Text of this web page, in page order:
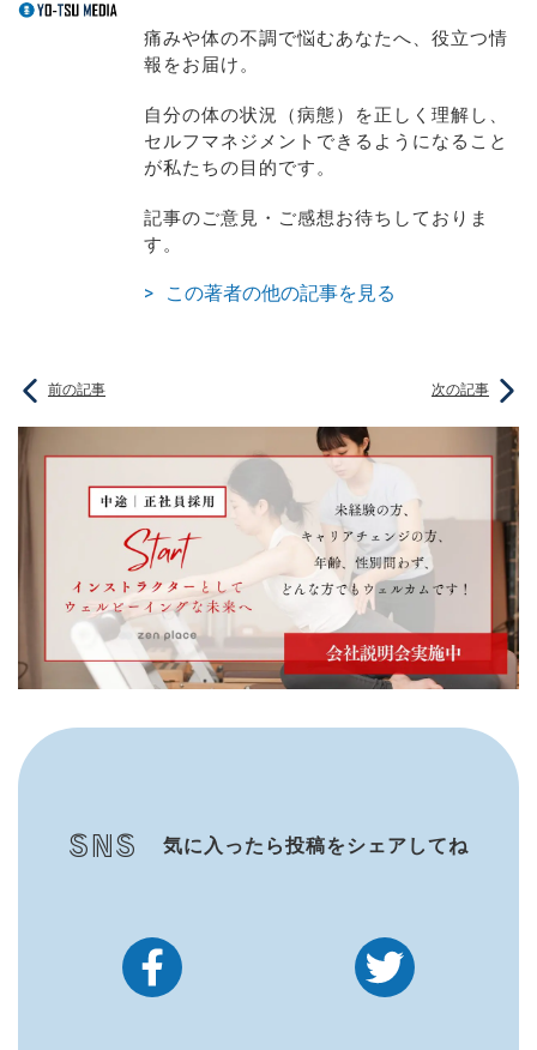
痛みや体の不調で悩むあなたへ、役立つ情
報をお届け。
自分の体の状況（病態）を正しく理解し、
セルフマネジメントできるようになること
が私たちの目的です。
記事のご意見・ご感想お待ちしておりま
す。
この著者の他の記事を見る
前の記事 次の記事
SNS 気に入ったら投稿をシェアしてね